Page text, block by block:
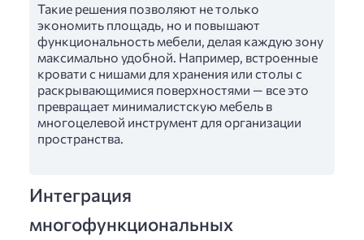
Такие решения позволяют не только
экономить площадь, но и повышают
функциональность мебели, делая каждую зону
максимально удобной. Например, встроенные
кровати с нишами для хранения или столы с
раскрывающимися поверхностями — все это
превращает минималистскую мебель в
многоцелевой инструмент для организации
пространства.
Интеграция
многофункциональных